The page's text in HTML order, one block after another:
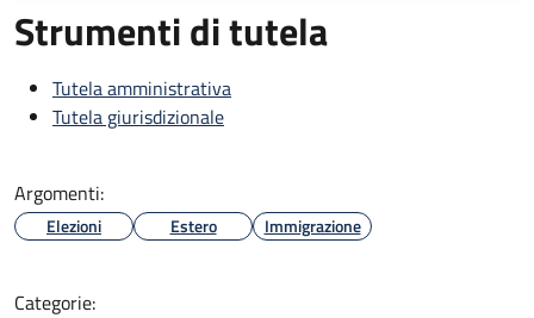
Strumenti di tutela
Tutela amministrativa
Tutela giurisdizionale
Argomenti:
Elezioni Estero Immigrazione
Categorie: